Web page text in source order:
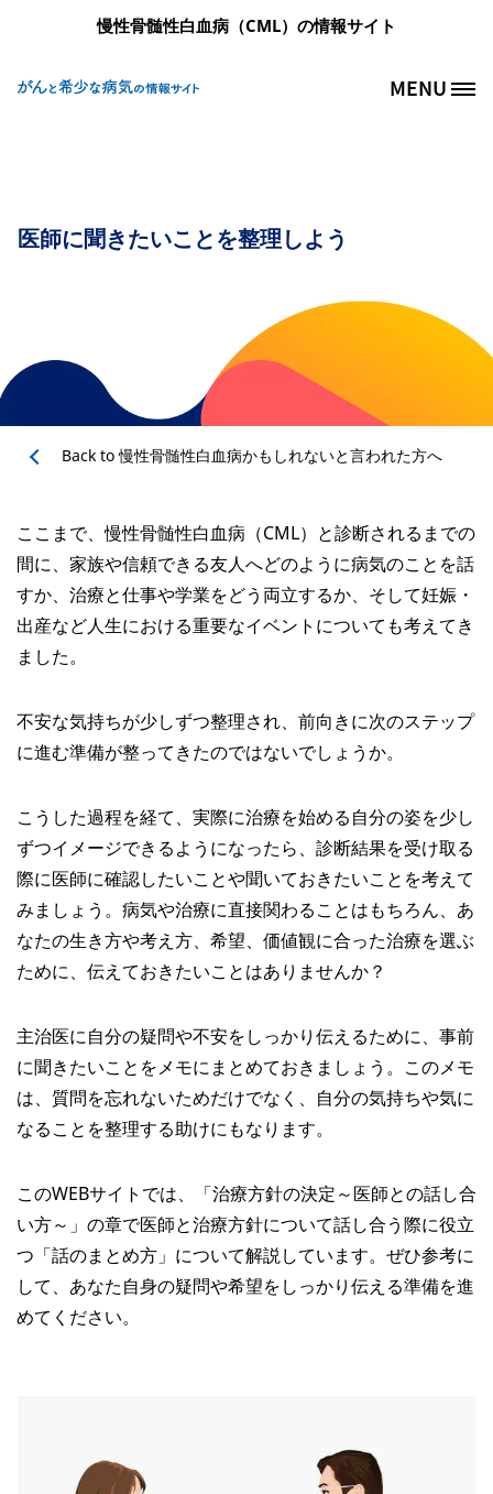
メインコンテンツに移動
慢性骨髄性白血病（CML）の情報サイト
Site Logo MENU
医師に聞きたいことを整理しよう
Back to慢性骨髄性白血病かもしれないと言われた方へ
ここまで、慢性骨髄性白血病（CML）と診断されるまでの
間に、家族や信頼できる友人へどのように病気のことを話
すか、治療と仕事や学業をどう両立するか、そして妊娠・
出産など人生における重要なイベントについても考えてき
ました。
不安な気持ちが少しずつ整理され、前向きに次のステップ
に進む準備が整ってきたのではないでしょうか。
こうした過程を経て、実際に治療を始める自分の姿を少し
ずつイメージできるようになったら、診断結果を受け取る
際に医師に確認したいことや聞いておきたいことを考えて
みましょう。病気や治療に直接関わることはもちろん、あ
なたの生き方や考え方、希望、価値観に合った治療を選ぶ
ために、伝えておきたいことはありませんか？
主治医に自分の疑問や不安をしっかり伝えるために、事前
に聞きたいことをメモにまとめておきましょう。このメモ
は、質問を忘れないためだけでなく、自分の気持ちや気に
なることを整理する助けにもなります。
このWEBサイトでは、「治療方針の決定～医師との話し合
い方～」の章で医師と治療方針について話し合う際に役立
つ「話のまとめ方」について解説しています。ぜひ参考に
して、あなた自身の疑問や希望をしっかり伝える準備を進
めてください。